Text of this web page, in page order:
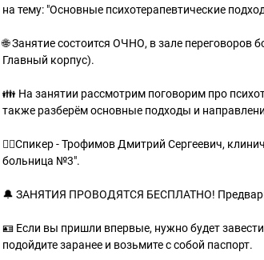
на тему: "Основные психотерапевтические
🌐 Занятие состоится ОЧНО, в зале переговоров
Главный корпус).
👪 На занятии рассмотрим поговорим про
также разберём основные подходы и
👨‍⚕Спикер - Трофимов Дмитрий Сергеевич,
больница №3".
🔔 ЗАНЯТИЯ ПРОВОДЯТСЯ БЕСПЛАТНО!
🪪 Если вы пришли впервые, нужно будет
подойдите заранее и возьмите с собой паспорт.